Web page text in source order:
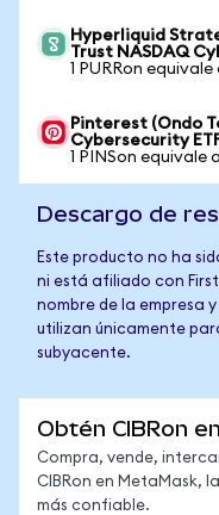
Hyperliquid
Trust NASDAQ
1 PURRon
Pinterest (Ondo
Cybersecurity
1 PINSon equivale
Descargo de
Este producto no ha
ni está afiliado con First
nombre de la empresa
utilizan únicamente
subyacente.
Obtén CIBRon
Compra, vende,
CIBRon en MetaMask,
más confiable.